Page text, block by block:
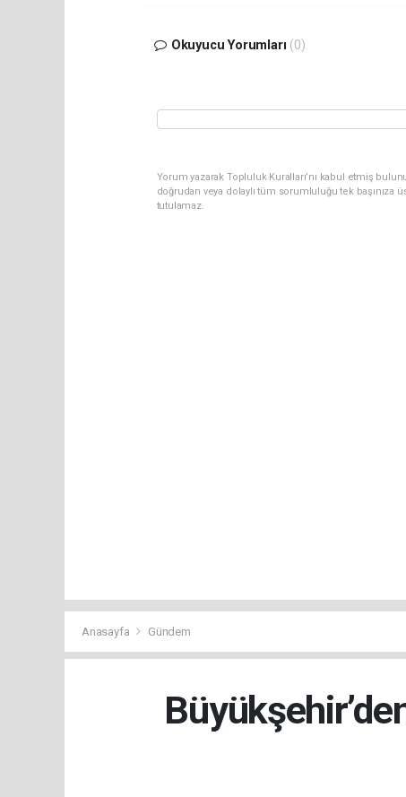
Okuyucu Yorumları (0)
Yorum yazarak Topluluk Kuralları’nı kabul etmiş
doğrudan veya dolaylı tüm sorumluluğu tek
tutulamaz.
Anasayfa Gündem